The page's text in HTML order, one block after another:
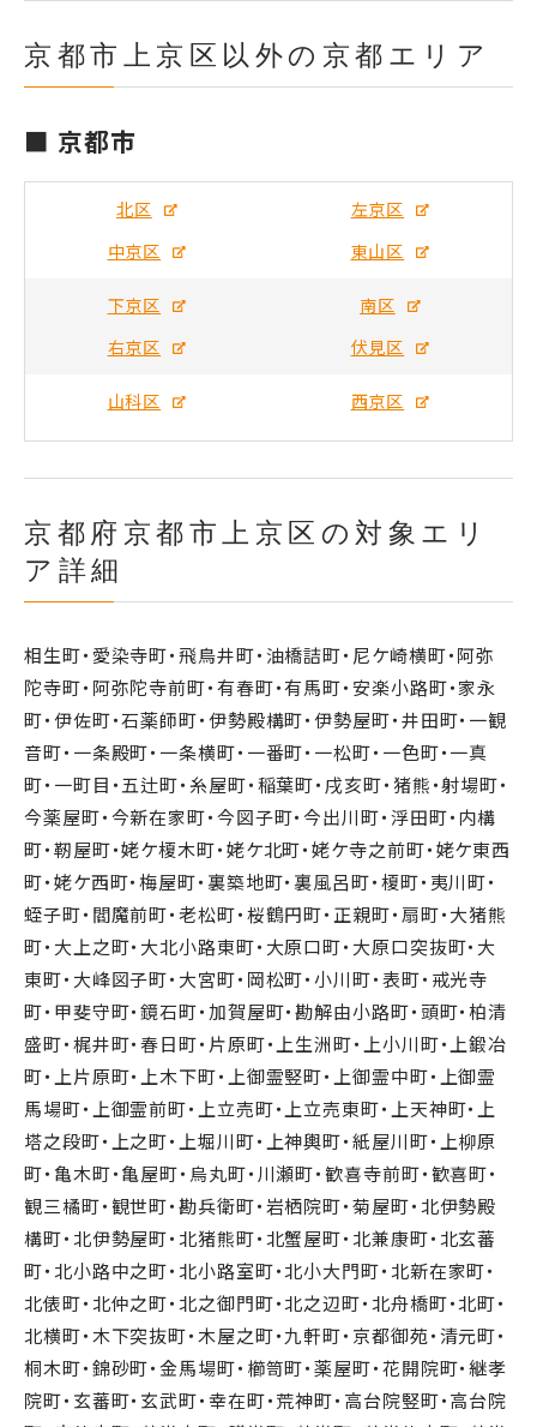
京都市上京区以外の京都エリア
■ 京都市
北区
左京区
中京区
東山区
下京区
南区
右京区
伏見区
山科区 西京区
京都府京都市上京区の対象エリ
ア詳細
相生町・愛染寺町・飛鳥井町・油橋詰町・尼ケ崎横町・阿弥
陀寺町・阿弥陀寺前町・有春町・有馬町・安楽小路町・家永
町・伊佐町・石薬師町・伊勢殿構町・伊勢屋町・井田町・一観
音町・一条殿町・一条横町・一番町・一松町・一色町・一真
町・一町目・五辻町・糸屋町・稲葉町・戌亥町・猪熊・射場町・
今薬屋町・今新在家町・今図子町・今出川町・浮田町・内構
町・靭屋町・姥ケ榎木町・姥ケ北町・姥ケ寺之前町・姥ケ東西
町・姥ケ西町・梅屋町・裏築地町・裏風呂町・榎町・夷川町・
蛭子町・閻魔前町・老松町・桜鶴円町・正親町・扇町・大猪熊
町・大上之町・大北小路東町・大原口町・大原口突抜町・大
東町・大峰図子町・大宮町・岡松町・小川町・表町・戒光寺
町・甲斐守町・鏡石町・加賀屋町・勘解由小路町・頭町・柏清
盛町・梶井町・春日町・片原町・上生洲町・上小川町・上鍛冶
町・上片原町・上木下町・上御霊竪町・上御霊中町・上御霊
馬場町・上御霊前町・上立売町・上立売東町・上天神町・上
塔之段町・上之町・上堀川町・上神輿町・紙屋川町・上柳原
町・亀木町・亀屋町・烏丸町・川瀬町・歓喜寺前町・歓喜町・
観三橘町・観世町・勘兵衛町・岩栖院町・菊屋町・北伊勢殿
構町・北伊勢屋町・北猪熊町・北蟹屋町・北兼康町・北玄蕃
町・北小路中之町・北小路室町・北小大門町・北新在家町・
北俵町・北仲之町・北之御門町・北之辺町・北舟橋町・北町・
北横町・木下突抜町・木屋之町・九軒町・京都御苑・清元町・
桐木町・錦砂町・金馬場町・櫛笥町・薬屋町・花開院町・継孝
院町・玄蕃町・玄武町・幸在町・荒神町・高台院竪町・高台院